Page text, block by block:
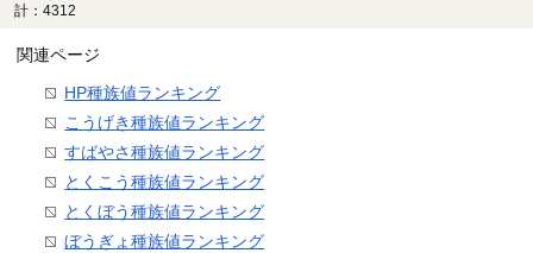
計：4312
関連ページ
HP種族値ランキング
こうげき種族値ランキング
すばやさ種族値ランキング
とくこう種族値ランキング
とくぼう種族値ランキング
ぼうぎょ種族値ランキング